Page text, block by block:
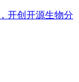
开创开源生物分